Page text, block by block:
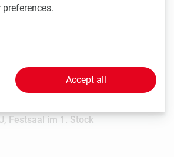
09:30 - 15:30
Festsaal im 1. Stock
Accept all